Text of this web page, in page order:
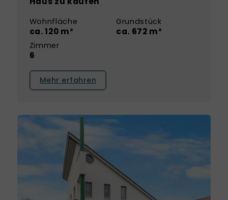
Wohnfläche
ca. 120 m²
Grundstück
ca. 672 m²
Zimmer
6
Mehr erfahren